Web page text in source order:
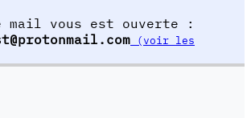
mail vous est ouverte :
(voir les